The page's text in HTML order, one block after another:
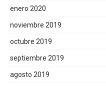
enero 2020
noviembre 2019
octubre 2019
septiembre 2019
agosto 2019